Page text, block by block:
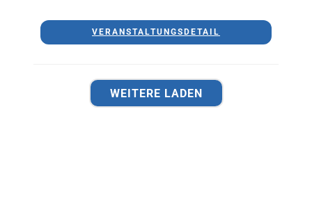
VERANSTALTUNGSDETAIL
WEITERE LADEN